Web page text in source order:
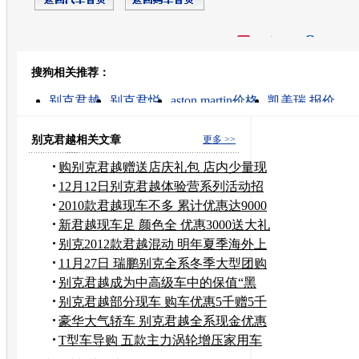
转发至：
搜狗相关推荐：
别克君越 别克君悦 aston martin价格
凯美瑞 报价
通用别克
别克君威 更多 >>
别克君越相关文章
购别克君越赠送店庆礼包 店内少量现
车
12月12日别克君越体验营系列活动招
募中
2010款君越现车不多 累计优惠达9000
元
新君越现车足 颜色全 优惠3000送大礼
包
别克2012款君越混动 明年夏季海外上
市
11月27日 瑞鹏别克全系冬季大型团购
活动
别克君越成为中高级车中的保值“黑
马”
别克君越部分现车 购车优惠5千赠5千
装具
豪华大气轿车 别克君越全系现金优惠
1万
T型车导购 五款主力涡轮增压家用车